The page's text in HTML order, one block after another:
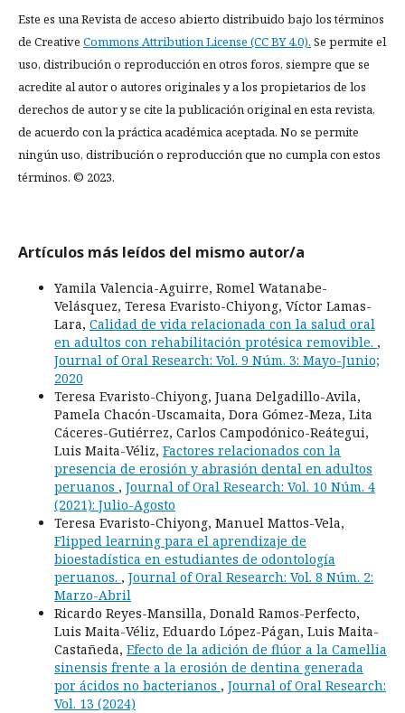
Este es una Revista de acceso abierto distribuido bajo los términos
de Creative Commons Attribution License (CC BY 4.0). Se permite el
uso, distribución o reproducción en otros foros, siempre que se
acredite al autor o autores originales y a los propietarios de los
derechos de autor y se cite la publicación original en esta revista,
de acuerdo con la práctica académica aceptada. No se permite
ningún uso, distribución o reproducción que no cumpla con estos
términos. © 2023.
Artículos más leídos del mismo autor/a
Yamila Valencia-Aguirre, Romel Watanabe-
Velásquez, Teresa Evaristo-Chiyong, Víctor Lamas-
Lara, Calidad de vida relacionada con la salud oral
en adultos con rehabilitación protésica removible. ,
Journal of Oral Research: Vol. 9 Núm. 3: Mayo-Junio;
2020
Teresa Evaristo-Chiyong, Juana Delgadillo-Avila,
Pamela Chacón-Uscamaita, Dora Gómez-Meza, Lita
Cáceres-Gutiérrez, Carlos Campodónico-Reátegui,
Luis Maita-Véliz, Factores relacionados con la
presencia de erosión y abrasión dental en adultos
peruanos , Journal of Oral Research: Vol. 10 Núm. 4
(2021): Julio-Agosto
Teresa Evaristo-Chiyong, Manuel Mattos-Vela,
Flipped learning para el aprendizaje de
bioestadística en estudiantes de odontología
peruanos. , Journal of Oral Research: Vol. 8 Núm. 2:
Marzo-Abril
Ricardo Reyes-Mansilla, Donald Ramos-Perfecto,
Luis Maita-Véliz, Eduardo López-Págan, Luis Maita-
Castañeda, Efecto de la adición de flúor a la Camellia
sinensis frente a la erosión de dentina generada
por ácidos no bacterianos , Journal of Oral Research:
Vol. 13 (2024)